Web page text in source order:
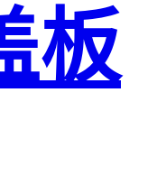
板